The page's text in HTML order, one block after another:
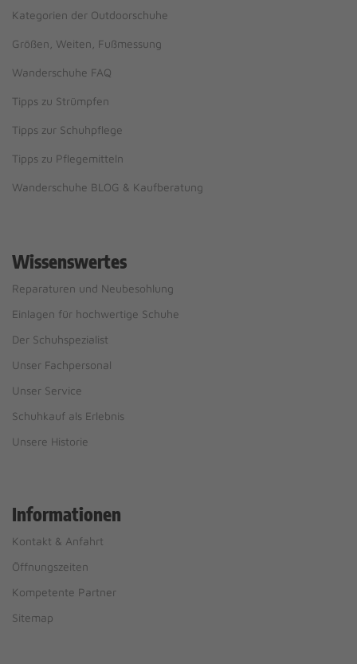
Kategorien der Outdoorschuhe
Größen, Weiten, Fußmessung
Wanderschuhe FAQ
Tipps zu Strümpfen
Tipps zur Schuhpflege
Tipps zu Pflegemitteln
Wanderschuhe BLOG & Kaufberatung
Wissenswertes
Reparaturen und Neubesohlung
Einlagen für hochwertige Schuhe
Der Schuhspezialist
Unser Fachpersonal
Unser Service
Schuhkauf als Erlebnis
Unsere Historie
Informationen
Kontakt & Anfahrt
Öffnungszeiten
Kompetente Partner
Sitemap